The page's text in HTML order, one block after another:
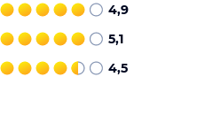
4,9
5,1
4,5